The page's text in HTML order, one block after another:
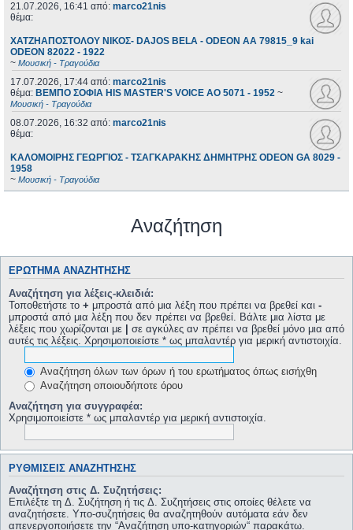
21.07.2026, 16:41 από: marco21nis
θέμα:
ΧΑΤΖΗΑΠΟΣΤΟΛΟΥ ΝΙΚΟΣ- DAJOS BELA - ODEON AA 79815_9 kai
ODEON 82022 - 1922
~ Μουσική - Τραγούδια
17.07.2026, 17:44 από: marco21nis
θέμα: ΒΕΜΠΟ ΣΟΦΙΑ HIS MASTER'S VOICE AO 5071 - 1952 ~
Μουσική - Τραγούδια
08.07.2026, 16:32 από: marco21nis
θέμα:
ΚΑΛΟΜΟΙΡΗΣ ΓΕΩΡΓΙΟΣ - ΤΣΑΓΚΑΡΑΚΗΣ ΔΗΜΗΤΡΗΣ ODEON GA 8029 -
1958
~ Μουσική - Τραγούδια
Αναζήτηση
ΕΡΏΤΗΜΑ ΑΝΑΖΉΤΗΣΗΣ
Αναζήτηση για λέξεις-κλειδιά:
Τοποθετήστε το + μπροστά από μια λέξη που πρέπει να βρεθεί και -
μπροστά από μια λέξη που δεν πρέπει να βρεθεί. Βάλτε μια λίστα με
λέξεις που χωρίζονται με | σε αγκύλες αν πρέπει να βρεθεί μόνο μια από
αυτές τις λέξεις. Χρησιμοποιείστε * ως μπαλαντέρ για μερική αντιστοιχία.
Αναζήτηση όλων των όρων ή του ερωτήματος όπως εισήχθη
Αναζήτηση οποιουδήποτε όρου
Αναζήτηση για συγγραφέα:
Χρησιμοποιείστε * ως μπαλαντέρ για μερική αντιστοιχία.
ΡΥΘΜΊΣΕΙΣ ΑΝΑΖΉΤΗΣΗΣ
Αναζήτηση στις Δ. Συζητήσεις:
Επιλέξτε τη Δ. Συζήτηση ή τις Δ. Συζητήσεις στις οποίες θέλετε να
αναζητήσετε. Υπο-συζητήσεις θα αναζητηθούν αυτόματα εάν δεν
απενεργοποιήσετε την “Αναζήτηση υπο-κατηγοριών“ παρακάτω.